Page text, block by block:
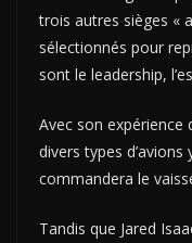
trois autres sièges «
sélectionnés pour
sont le leadership,
Avec son expérience
divers types d’avions
commandera le
Tandis que Jared